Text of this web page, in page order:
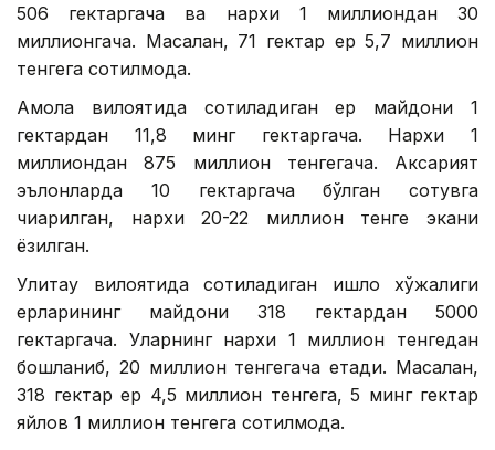
506 гектаргача ва нархи 1 миллиондан 30
миллионгача. Масалан, 71 гектар ер 5,7 миллион
тенгега сотилмоқда.
Ақмола вилоятида сотиладиган ер майдони 1
гектардан 11,8 минг гектаргача. Нархи 1
миллиондан 875 миллион тенгегача. Аксарият
эълонларда 10 гектаргача бўлган сотувга
чиқарилган, нархи 20-22 миллион тенге экани
ёзилган.
Улитау вилоятида сотиладиган қишлоқ хўжалиги
ерларининг майдони 318 гектардан 5000
гектаргача. Уларнинг нархи 1 миллион тенгедан
бошланиб, 20 миллион тенгегача етади. Масалан,
318 гектар ер 4,5 миллион тенгега, 5 минг гектар
яйлов 1 миллион тенгега сотилмоқда.